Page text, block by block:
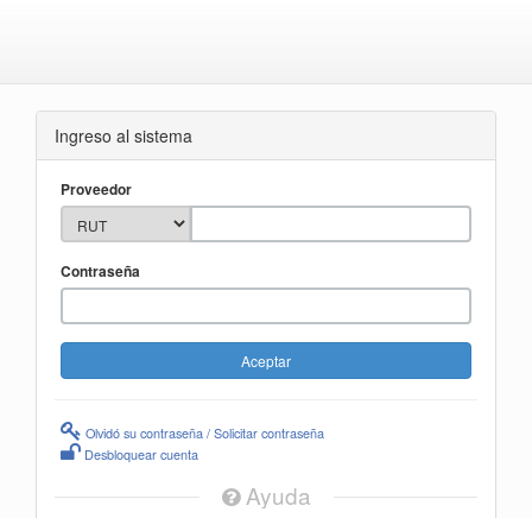
Ingreso al sistema
Proveedor
Contraseña
Olvidó su contraseña / Solicitar contraseña
Desbloquear cuenta
Ayuda